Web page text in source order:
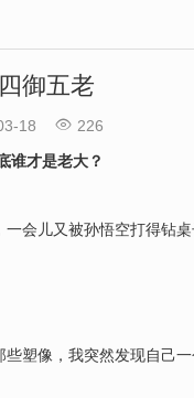
御五老
18  226
谁才是老大？
会儿又被孙悟空打得钻
塑像，我突然发现自己